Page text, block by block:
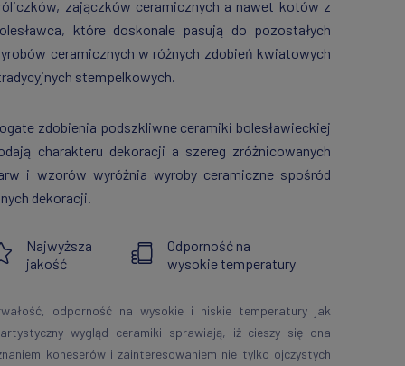
zajączków ceramicznych a nawet kotów z
które doskonale pasują do pozostałych
ceramicznych w różnych zdobień kwiatowych
stempelkowych.
zdobienia podszkliwne ceramiki bolesławieckiej
charakteru dekoracji a szereg zróżnicowanych
i wzorów wyróżnia wyroby ceramiczne spośród
dekoracji.
Najwyższa
jakość
Odporność na
wysokie temperatury
odporność na wysokie i niskie temperatury jak
wygląd ceramiki sprawiają, iż cieszy się ona
koneserów i zainteresowaniem nie tylko ojczystych